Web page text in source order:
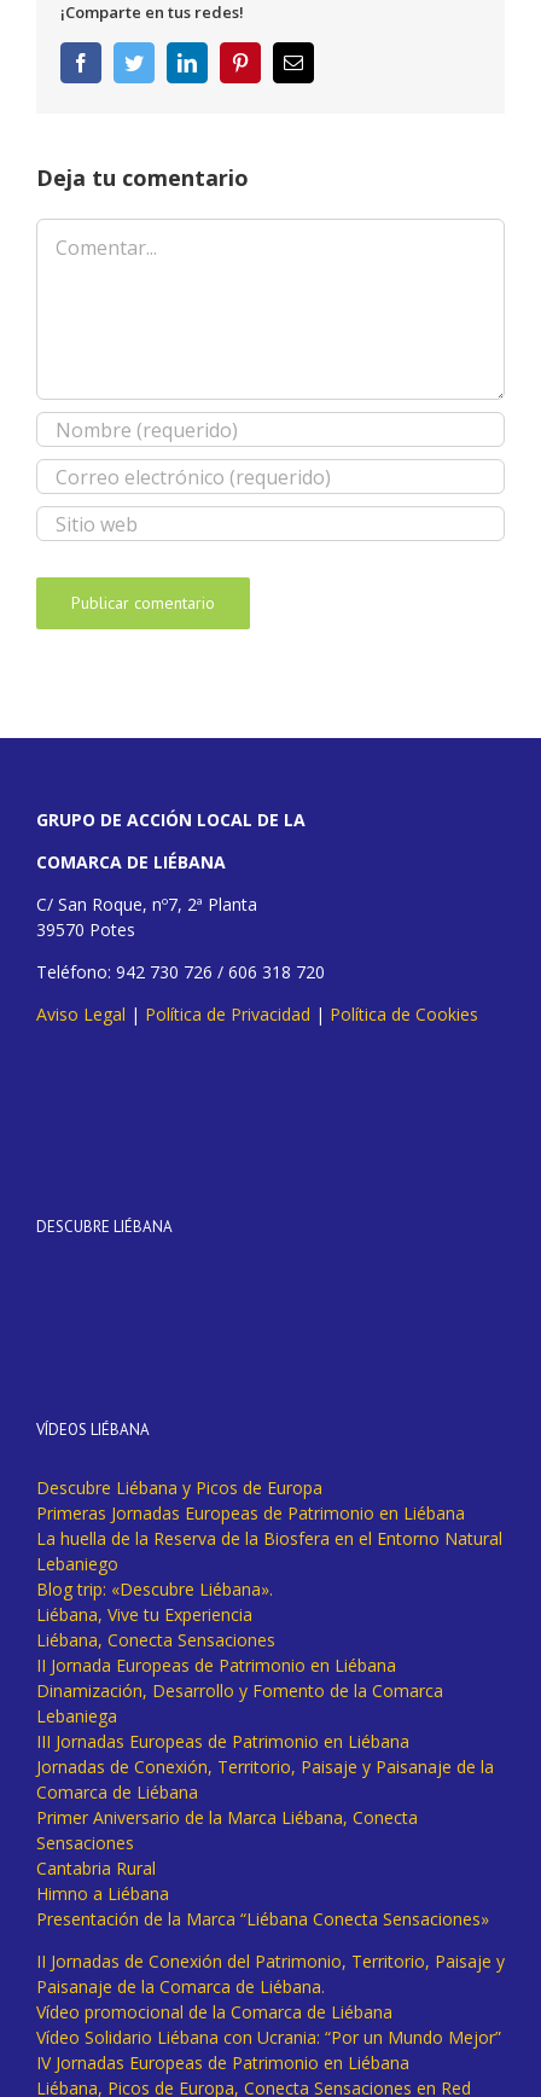
¡Comparte en tus redes!
FacebookTwitterLinkedInPinterestCorreo
electrónico
Deja tu comentario
Comentar
GRUPO DE ACCIÓN LOCAL DE LA
COMARCA DE LIÉBANA
C/ San Roque, nº7, 2ª Planta
39570 Potes
Teléfono: 942 730 726 / 606 318 720
Aviso Legal | Política de Privacidad | Política de Cookies
DESCUBRE LIÉBANA
VÍDEOS LIÉBANA
Descubre Liébana y Picos de Europa
Primeras Jornadas Europeas de Patrimonio en Liébana
La huella de la Reserva de la Biosfera en el Entorno Natural
Lebaniego
Blog trip: «Descubre Liébana».
Liébana, Vive tu Experiencia
Liébana, Conecta Sensaciones
II Jornada Europeas de Patrimonio en Liébana
Dinamización, Desarrollo y Fomento de la Comarca
Lebaniega
III Jornadas Europeas de Patrimonio en Liébana
Jornadas de Conexión, Territorio, Paisaje y Paisanaje de la
Comarca de Liébana
Primer Aniversario de la Marca Liébana, Conecta
Sensaciones
Cantabria Rural
Himno a Liébana
Presentación de la Marca “Liébana Conecta Sensaciones»
II Jornadas de Conexión del Patrimonio, Territorio, Paisaje y
Paisanaje de la Comarca de Liébana.
Vídeo promocional de la Comarca de Liébana
Vídeo Solidario Liébana con Ucrania: “Por un Mundo Mejor”
IV Jornadas Europeas de Patrimonio en Liébana
Liébana, Picos de Europa, Conecta Sensaciones en Red